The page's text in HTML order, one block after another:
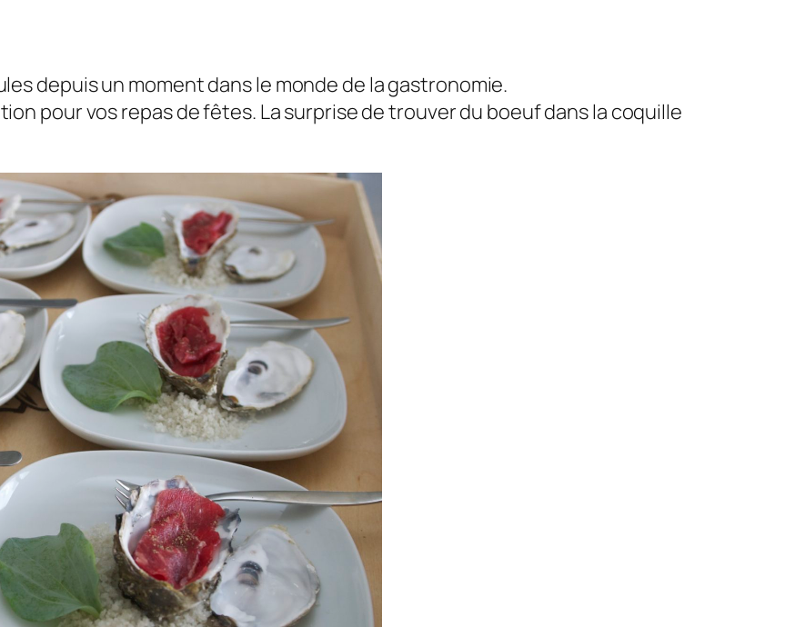
depuis un moment dans le monde de la gastronomie.
pour vos repas de fêtes. La surprise de trouver du boeuf dans la coquille